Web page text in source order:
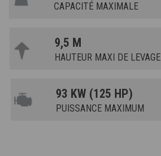
CAPACITÉ MAXIMALE
9,5 M
HAUTEUR MAXI DE LEVAGE
93 KW (125 HP)
PUISSANCE MAXIMUM